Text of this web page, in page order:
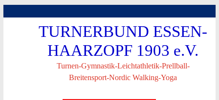
TURNERBUND ESSEN-
HAARZOPF 1903 e.V.
Turnen-Gymnastik-Leichtathletik-Prellball-
Breitensport-Nordic Walking-Yoga